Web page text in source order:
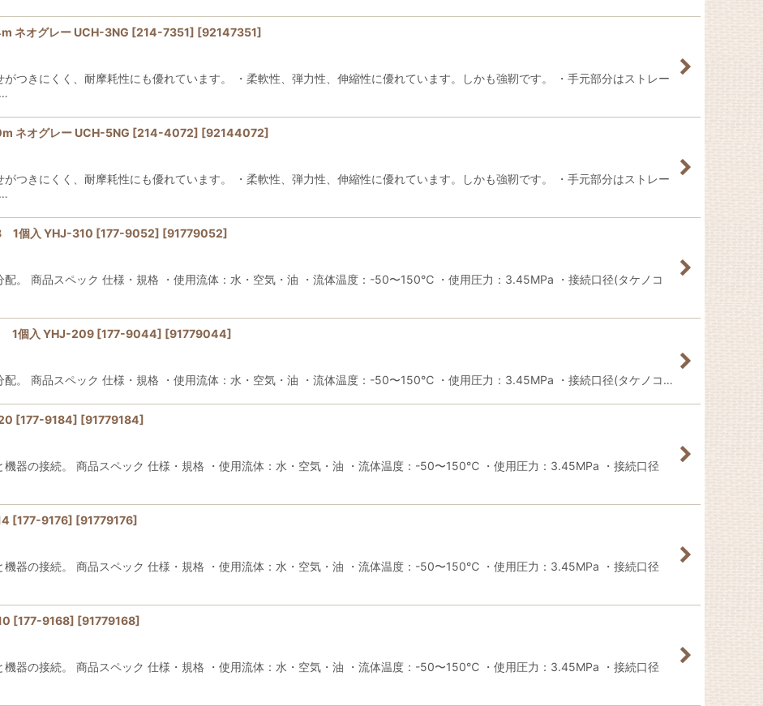
ネオグレー UCH-3NG [214-7351] [92147351]
がつきにくく、耐摩耗性にも優れています。 ・柔軟性、弾力性、伸縮性に優れています。しかも強靭です。 ・手元部分はストレー
ネオグレー UCH-5NG [214-4072] [92144072]
がつきにくく、耐摩耗性にも優れています。 ・柔軟性、弾力性、伸縮性に優れています。しかも強靭です。 ・手元部分はストレー
8 1個入 YHJ-310 [177-9052] [91779052]
配。 商品スペック 仕様・規格 ・使用流体：水・空気・油 ・流体温度：-50〜150℃ ・使用圧力：3.45MPa ・接続口径(タケノコ
4 1個入 YHJ-209 [177-9044] [91779044]
配。 商品スペック 仕様・規格 ・使用流体：水・空気・油 ・流体温度：-50〜150℃ ・使用圧力：3.45MPa ・接続口径(タケノコ…
[177-9184] [91779184]
機器の接続。 商品スペック 仕様・規格 ・使用流体：水・空気・油 ・流体温度：-50〜150℃ ・使用圧力：3.45MPa ・接続口径
[177-9176] [91779176]
機器の接続。 商品スペック 仕様・規格 ・使用流体：水・空気・油 ・流体温度：-50〜150℃ ・使用圧力：3.45MPa ・接続口径
[177-9168] [91779168]
機器の接続。 商品スペック 仕様・規格 ・使用流体：水・空気・油 ・流体温度：-50〜150℃ ・使用圧力：3.45MPa ・接続口径